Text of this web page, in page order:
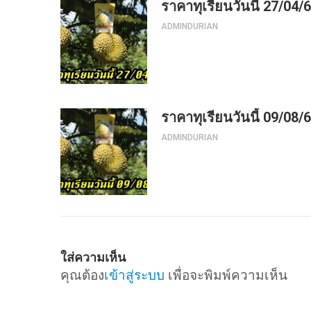
ราคาทุเรียนวันนี้ 27/04/
ADMINDURIAN
ราคาทุเรียนวันนี้ 09/08/
ADMINDURIAN
ใส่ความเห็น
คุณต้องเข้าสู่ระบบ เพื่อจะพิมพ์ความเห็น